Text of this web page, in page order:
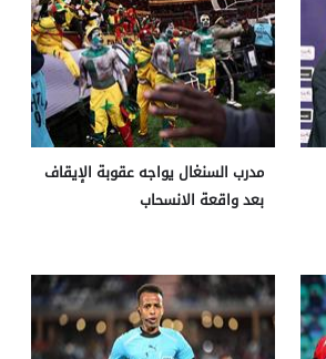
مدرب السنغال يواجه عقوبة الإيقاف
بعد واقعة الانسحاب